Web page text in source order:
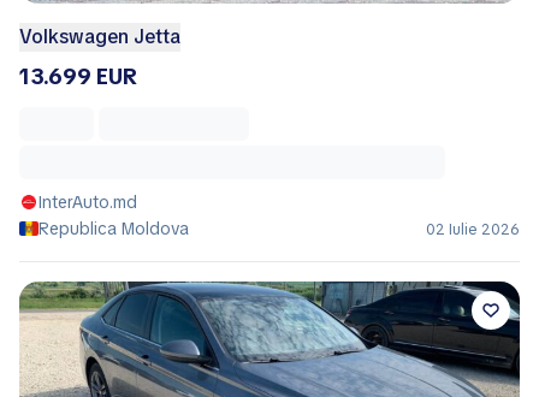
Volkswagen Jetta
13.699 EUR
InterAuto.md
Republica Moldova
02 Iulie 2026